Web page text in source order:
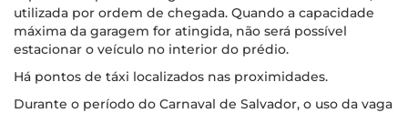
utilizada por ordem de chegada. Quando a capacidade
máxima da garagem for atingida, não será possível
estacionar o veículo no interior do prédio.
Há pontos de táxi localizados nas proximidades.
Durante o período do Carnaval de Salvador, o uso da vaga